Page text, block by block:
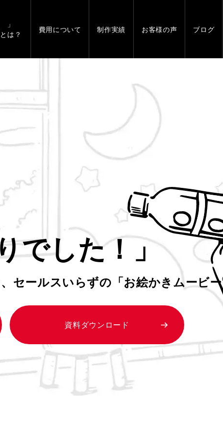
」
とは？
費用について 制作実績 お客様の声 ブログ
でした！」
セールスいらずの「お絵かきムービー
資料ダウンロード